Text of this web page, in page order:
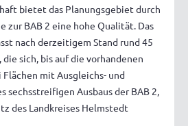
bietet das Planungsgebiet durch
zur BAB 2 eine hohe Qualität. Das
nach derzeitigem Stand rund 45
sich, bis auf die vorhandenen
mit Ausgleichs- und
sechsstreifigen Ausbaus der BAB 2,
des Landkreises Helmstedt